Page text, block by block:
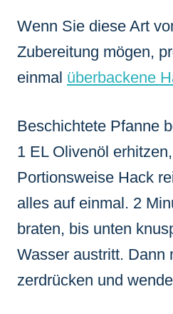
Wenn Sie diese Art
Zubereitung mögen,
einmal überbackene
Beschichtete Pfanne
1 EL Olivenöl
Portionsweise Hack
alles auf einmal. 2
braten, bis unten
Wasser austritt. Dann
zerdrücken und